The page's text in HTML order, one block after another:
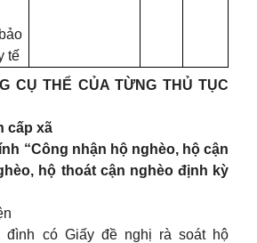
tế
CỤ THỂ CỦA TỪNG THỦ TỤC
cấp xã
“Công nhận hộ nghèo, hộ cận
hộ thoát cận nghèo định kỳ
có Giấy đề nghị rà soát hộ